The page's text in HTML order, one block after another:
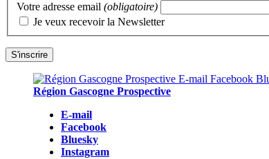
Votre adresse email (obligatoire)
Je veux recevoir la Newsletter
Région Gascogne Prospective
E-mail
Facebook
Bluesky
Instagram